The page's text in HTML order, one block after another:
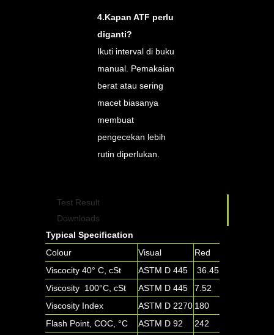
4.Kapan ATF perlu
diganti?
Ikuti interval di buku
manual. Pemakaian
berat atau sering
macet biasanya
membuat
pengecekan lebih
rutin diperlukan.
Test Result
Downloads
Typical Specification
Colour
Visual
Red
Viscocity 40° C, cSt
ASTM D 445
36.45
Viscosity 100°C, cSt
ASTM D 445
7.52
Viscosity Index
ASTM D 2270 180
Flash Point, COC, °C
ASTM D 92
242